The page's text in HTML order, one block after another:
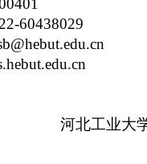
60438029
河北工业大